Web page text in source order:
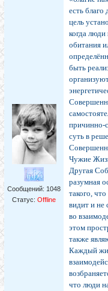
Сообщений: 1048
Статус: Offline
есть благо
цель
когда
обитания
быть
причинно-
суть в
Чужие
Другая
разумная
такого,
видит и не
во
этом
также
Каждый
что люди